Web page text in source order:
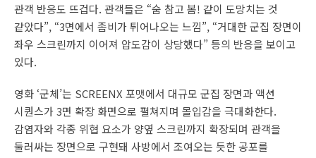
관객 반응도 뜨겁다. 관객들은 “숨 참고 봄! 같이 도망치는 것
같았다”, “3면에서 좀비가 튀어나오는 느낌”, “거대한 군집 장면이
좌우 스크린까지 이어져 압도감이 상당했다” 등의 반응을 보이고
있다.
영화 ‘군체’는 SCREENX 포맷에서 대규모 군집 장면과 액션
시퀀스가 3면 확장 화면으로 펼쳐지며 몰입감을 극대화한다.
감염자와 각종 위협 요소가 양옆 스크린까지 확장되며 관객을
둘러싸는 장면으로 구현돼 사방에서 조여오는 듯한 공포를